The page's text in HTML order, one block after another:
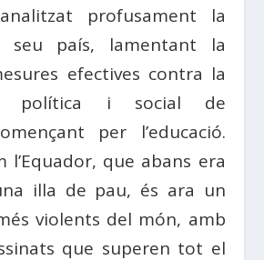
profusament la
seu país, lamentant la
efectives contra la
política i social de
per l’educació.
l’Equador, que abans era
illa de pau, és ara un
violents del món, amb
que superen tot el